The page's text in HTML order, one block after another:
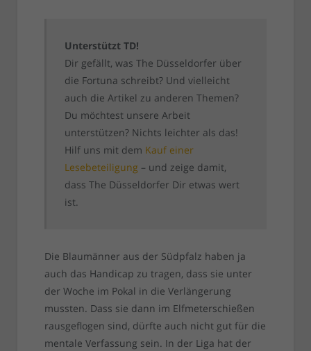
Unterstützt TD!
Dir gefällt, was The Düsseldorfer über
die Fortuna schreibt? Und vielleicht
auch die Artikel zu anderen Themen?
Du möchtest unsere Arbeit
unterstützen? Nichts leichter als das!
Hilf uns mit dem Kauf einer
Lesebeteiligung – und zeige damit,
dass The Düsseldorfer Dir etwas wert
ist.
Die Blaumänner aus der Südpfalz haben ja
auch das Handicap zu tragen, dass sie unter
der Woche im Pokal in die Verlängerung
mussten. Dass sie dann im Elfmeterschießen
rausgeflogen sind, dürfte auch nicht gut für die
mentale Verfassung sein. In der Liga hat der